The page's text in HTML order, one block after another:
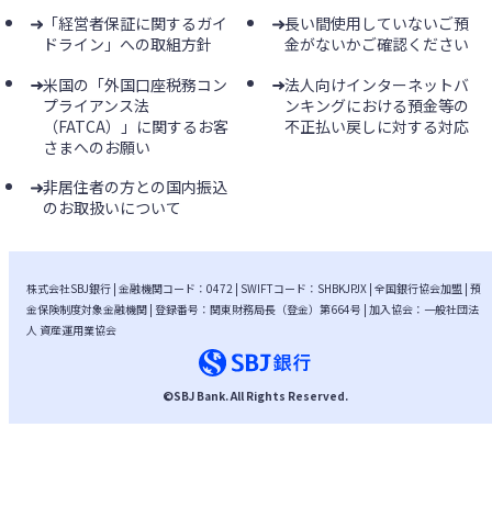
「経営者保証に関するガイ
ドライン」への取組方針
長い間使用していないご預
金がないかご確認ください
米国の「外国口座税務コン
プライアンス法
（FATCA）」に関するお客
さまへのお願い
法人向けインターネットバ
ンキングにおける預金等の
不正払い戻しに対する対応
非居住者の方との国内振込
のお取扱いについて
株式会社SBJ銀行 | 金融機関コード：0472 | SWIFTコード：SHBKJPJX | 全国銀行協会加盟 | 預
金保険制度対象金融機関 | 登録番号：関東財務局長（登金）第664号 | 加入協会：一般社団法
人 資産運用業協会
©SBJ Bank. All Rights Reserved.